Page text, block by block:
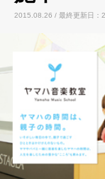
2015.08.26 / 最終更新日：